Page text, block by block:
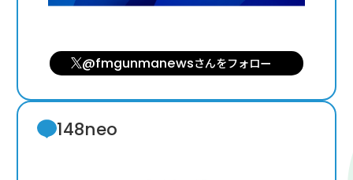
@fmgunmanewsさんをフォロー
148neo